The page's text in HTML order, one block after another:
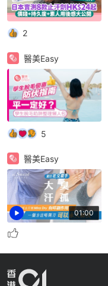
2
醫美Easy
5
01:00
醫美Easy